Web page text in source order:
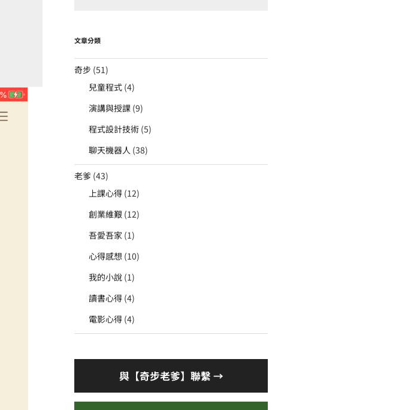
文章分類
奇步 (51)
兒童程式 (4)
演講與授課 (9)
程式設計技術 (5)
聊天機器人 (38)
老爹 (43)
上課心得 (12)
創業維艱 (12)
吾愛吾家 (1)
心得感想 (10)
我的小說 (1)
讀書心得 (4)
電影心得 (4)
與【奇步老爹】聯繫 →